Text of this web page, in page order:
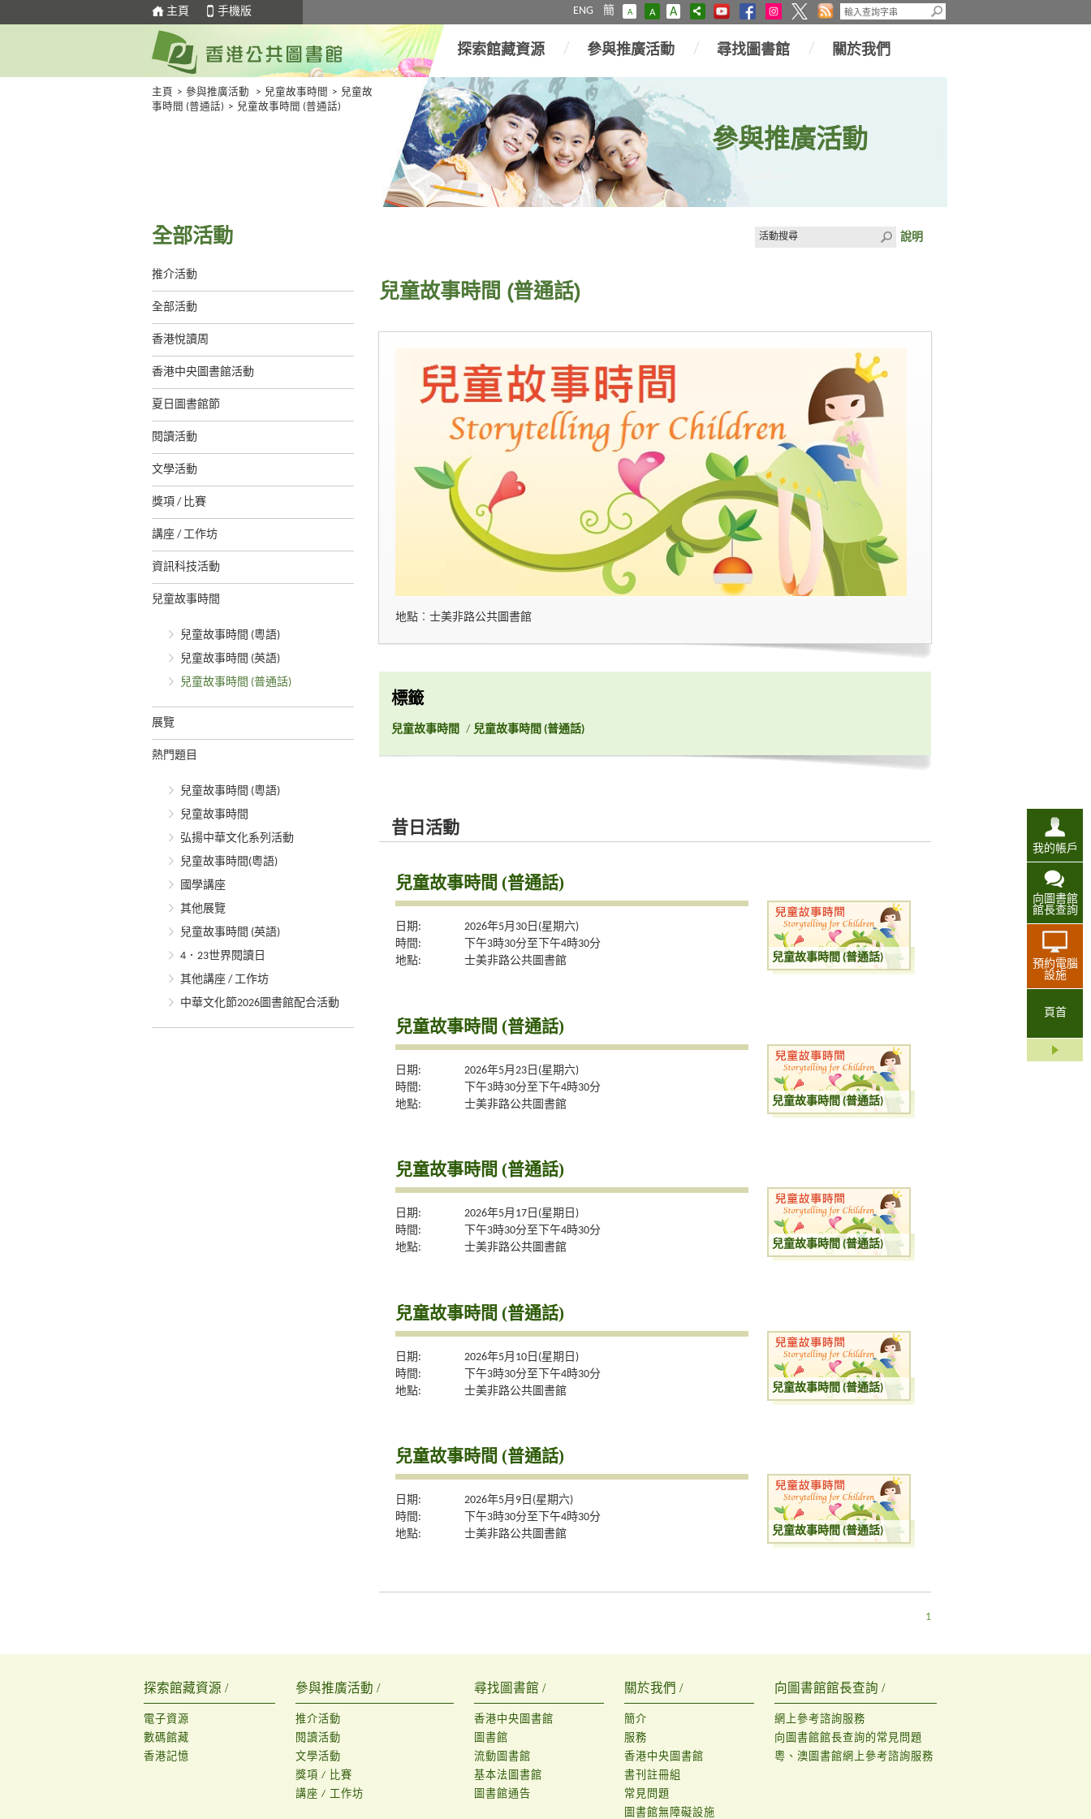
主頁 手機版 ENG 簡 A A A
我的帳戶
向圖書館
館長查詢
預約電腦
設施
頁首
探索館藏資源 參與推廣活動 尋找圖書館 關於我們
主頁 > 參與推廣活動 > 兒童故事時間 > 兒童故
事時間 (普通話) > 兒童故事時間 (普通話)
參與推廣活動
全部活動
推介活動
全部活動
香港悅讀周
香港中央圖書館活動
夏日圖書館節
閱讀活動
文學活動
獎項 / 比賽
講座 / 工作坊
資訊科技活動
兒童故事時間
兒童故事時間 (粵語)
兒童故事時間 (英語)
兒童故事時間 (普通話)
展覽
熱門題目
兒童故事時間 (粵語)
兒童故事時間
弘揚中華文化系列活動
兒童故事時間(粵語)
國學講座
其他展覽
兒童故事時間 (英語)
4．23世界閱讀日
其他講座 / 工作坊
中華文化節2026圖書館配合活動
說明
兒童故事時間 (普通話)
地點︰士美非路公共圖書館
標籤
兒童故事時間 / 兒童故事時間 (普通話)
昔日活動
兒童故事時間 (普通話)
日期:
2026年5月30日(星期六)
時間:
下午3時30分至下午4時30分
地點:
士美非路公共圖書館 兒童故事時間 (普通話)
兒童故事時間 (普通話)
日期:
2026年5月23日(星期六)
時間:
下午3時30分至下午4時30分
地點:
士美非路公共圖書館 兒童故事時間 (普通話)
兒童故事時間 (普通話)
日期:
2026年5月17日(星期日)
時間:
下午3時30分至下午4時30分
地點:
士美非路公共圖書館 兒童故事時間 (普通話)
兒童故事時間 (普通話)
日期:
2026年5月10日(星期日)
時間:
下午3時30分至下午4時30分
地點:
士美非路公共圖書館 兒童故事時間 (普通話)
兒童故事時間 (普通話)
日期:
2026年5月9日(星期六)
時間:
下午3時30分至下午4時30分
地點:
士美非路公共圖書館 兒童故事時間 (普通話)
1
探索館藏資源 /
電子資源
數碼館藏
香港記憶
參與推廣活動 /
推介活動
閱讀活動
文學活動
獎項 / 比賽
講座 / 工作坊
尋找圖書館 /
香港中央圖書館
圖書館
流動圖書館
基本法圖書館
圖書館通告
關於我們 /
簡介
服務
香港中央圖書館
書刊註冊組
常見問題
圖書館無障礙設施
向圖書館館長查詢 /
網上參考諮詢服務
向圖書館館長查詢的常見問題
粵、澳圖書館網上參考諮詢服務